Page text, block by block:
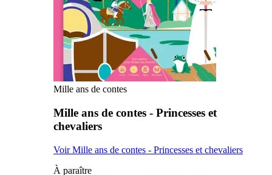
Mille ans de contes
Mille ans de contes - Princesses et
chevaliers
Voir Mille ans de contes - Princesses et chevaliers
À paraître